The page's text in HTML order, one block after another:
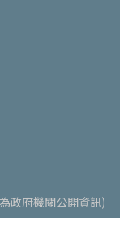
政府機關公開資訊)